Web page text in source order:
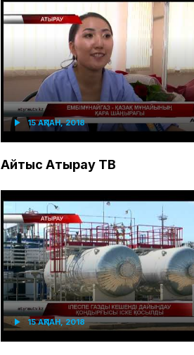
15 АҚПАН, 2018
Айтыс Атырау ТВ
15 АҚПАН, 2018